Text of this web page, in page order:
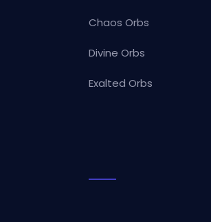
Chaos Orbs
Divine Orbs
Exalted Orbs